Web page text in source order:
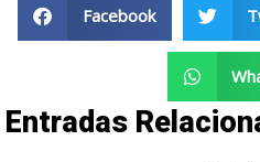
Facebook
Entradas